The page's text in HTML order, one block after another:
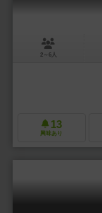
2～6人
13
興味あり